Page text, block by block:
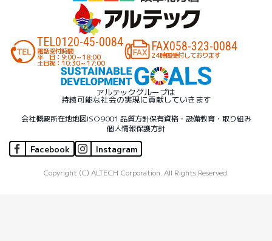
TEL0120-45-0084
電話受付時間
平 日：9:00～18:00
土日祝：10:30～17:00
FAX058-323-0084
24時間受付しております
アルテックグループは
持続可能な社会の実現に貢献していきます
会社概要所在地地図ISO9001 品質方針保有資格・設備教育・取り組み
個人情報保護方針
Facebook Instagram
Copyright (C) ALTECH Corporation. All Rights Reserved.